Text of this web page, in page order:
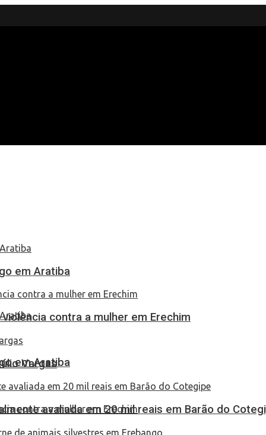
em Aratiba
em Aratiba
contra a mulher em Erechim
Vargas
avaliada em 20 mil reais em Barão do